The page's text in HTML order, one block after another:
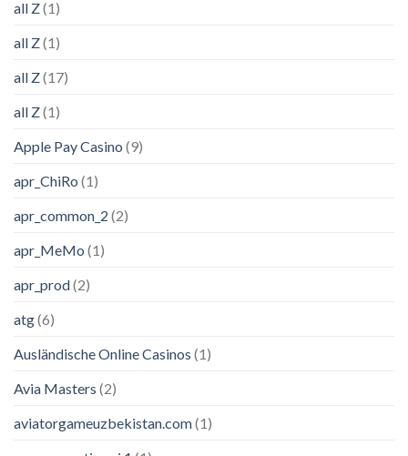
all Z(1)
all Z(1)
all Z(17)
all Z(1)
Apple Pay Casino (9)
apr_ChiRo (1)
apr_common_2 (2)
apr_MeMo (1)
apr_prod(2)
atg(6)
Ausländische Online Casinos (1)
Avia Masters (2)
aviatorgameuzbekistan.com(1)